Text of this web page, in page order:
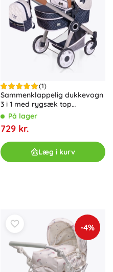
(1)
Sammenklappelig dukkevogn
3 i 1 med rygsæk top
collection 70 cm
På lager
729 kr.
Læg i kurv
-4%